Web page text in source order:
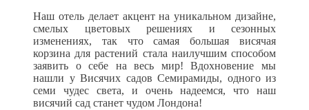
Наш отель делает акцент на уникальном дизайне,
смелых цветовых решениях и сезонных
изменениях, так что самая большая висячая
корзина для растений стала наилучшим способом
заявить о себе на весь мир! Вдохновение мы
нашли у Висячих садов Семирамиды, одного из
семи чудес света, и очень надеемся, что наш
висячий сад станет чудом Лондона!